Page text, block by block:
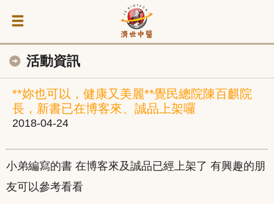
活動資訊
**妳也可以，健康又美麗**覺民總院陳百麒院
長，新書已在博客來、誠品上架囉
2018-04-24
小弟編寫的書 在博客來及誠品已經上架了 有興趣的朋
友可以參考看看